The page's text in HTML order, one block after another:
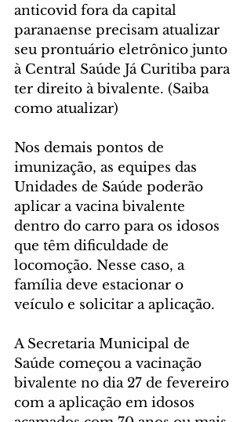
anticovid fora da capital
paranaense precisam atualizar
seu prontuário eletrônico junto
à Central Saúde Já Curitiba para
ter direito à bivalente. (Saiba
como atualizar)
Nos demais pontos de
imunização, as equipes das
Unidades de Saúde poderão
aplicar a vacina bivalente
dentro do carro para os idosos
que têm dificuldade de
locomoção. Nesse caso, a
família deve estacionar o
veículo e solicitar a aplicação.
A Secretaria Municipal de
Saúde começou a vacinação
bivalente no dia 27 de fevereiro
com a aplicação em idosos